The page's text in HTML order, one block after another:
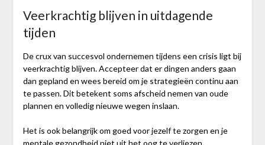
Veerkrachtig blijven in uitdagende
tijden
De crux van succesvol ondernemen tijdens een crisis ligt bij
veerkrachtig blijven. Accepteer dat er dingen anders gaan
dan gepland en wees bereid om je strategieën continu aan
te passen. Dit betekent soms afscheid nemen van oude
plannen en volledig nieuwe wegen inslaan.
Het is ook belangrijk om goed voor jezelf te zorgen en je